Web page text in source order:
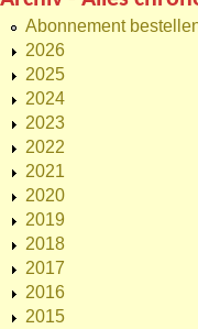
Abonnement
2026
2025
2024
2023
2022
2021
2020
2019
2018
2017
2016
2015